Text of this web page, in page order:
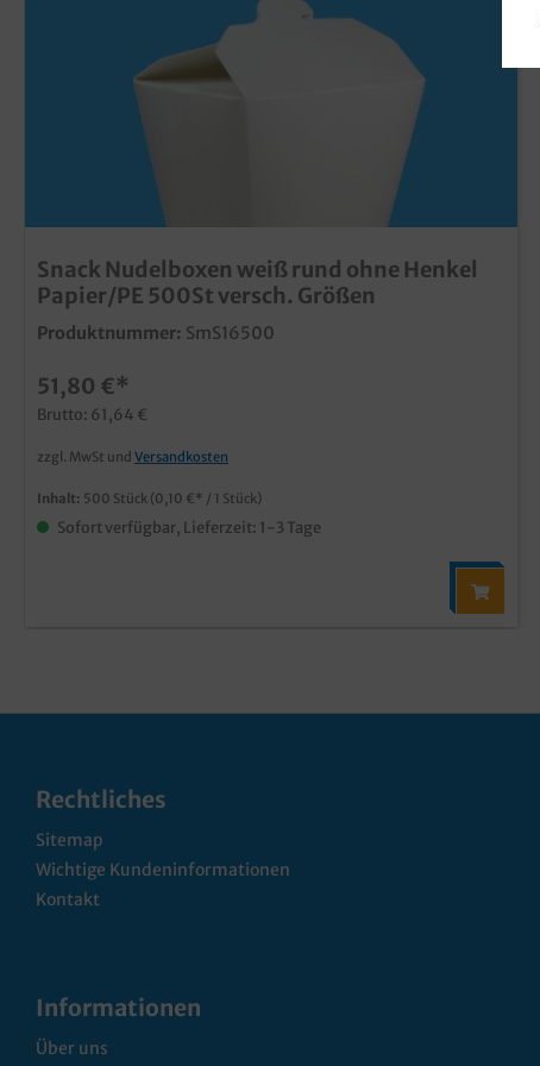
Snack Nudelboxen weiß rund ohne Henkel
Papier/PE 500St versch. Größen
Produktnummer: SmS16500
51,80 €*
Brutto: 61,64 €
zzgl. MwSt und Versandkosten
Inhalt: 500 Stück (0,10 €* / 1 Stück)
Sofort verfügbar, Lieferzeit: 1-3 Tage
Rechtliches
Sitemap
Wichtige Kundeninformationen
Kontakt
Informationen
Über uns